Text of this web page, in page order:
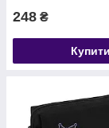
248 ₴
Купити